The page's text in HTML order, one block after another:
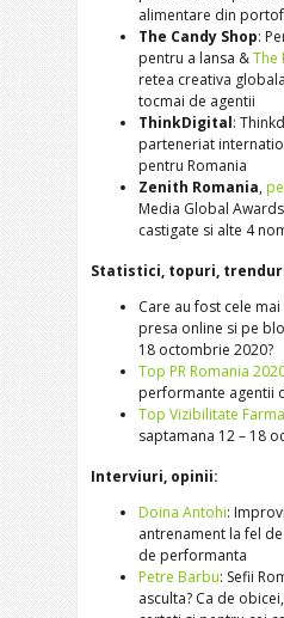
alimentare din
The Candy Shop:
pentru a lansa &The
retea creativa
tocmai de agentii
ThinkDigital:
parteneriat
pentru Romania
Zenith Romania,
Media Global
castigate si alte 4
Statistici, topuri,
Care au fost cele
presa online si pe
18 octombrie 2020?
Top PR Romania
performante agentii
Top Vizibilitate
saptamana 12 – 18
Interviuri, opinii:
Doina Antohi:
antrenament la fel
de performanta
Petre Barbu: Sefii
asculta? Ca de